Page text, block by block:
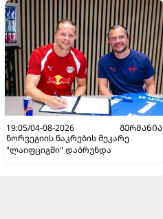
19:05/04-08-2026
ᲒᲔᲠᲛᲐᲜᲘᲐ
ნორვეგიის ნაკრების მეკარე
"ლაიფციგში" დაბრუნდა